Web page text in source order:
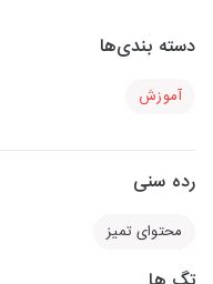
دسته بندی‌ها
آموزش
رده سنی
محتوای تمیز